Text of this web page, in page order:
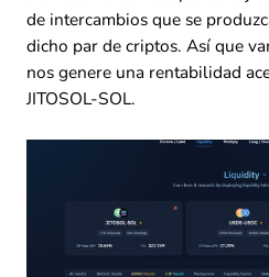
de intercambios que se
dicho par de criptos. Así que
nos genere una rentabilidad
JITOSOL-SOL.